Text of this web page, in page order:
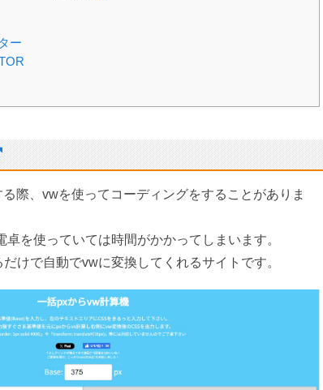
ー
際、vwを使ってコーディングをすることがありま
を使っていては時間がかかってしまいます。
けで自動でvwに変換してくれるサイトです。